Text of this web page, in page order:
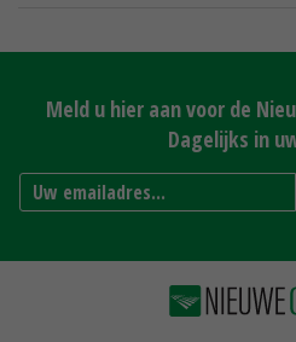
Meld u hier aan voor de
Dagelijks in